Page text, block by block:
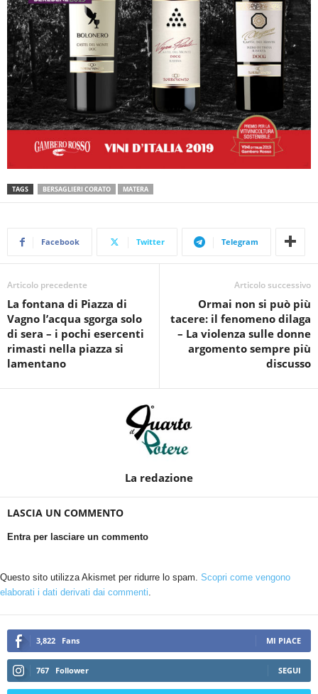
TAGS BERSAGLIERI CORATO MATERA
Facebook Twitter Telegram
Articolo precedente
La fontana di Piazza di
Vagno l’acqua sgorga solo
di sera – i pochi esercenti
rimasti nella piazza si
lamentano
Articolo successivo
Ormai non si può più
tacere: il fenomeno dilaga
– La violenza sulle donne
argomento sempre più
discusso
La redazione
LASCIA UN COMMENTO
Entra per lasciare un commento
Questo sito utilizza Akismet per ridurre lo spam. Scopri come vengono
elaborati i dati derivati dai commenti.
3,822 Fans MI PIACE
767 Follower SEGUI